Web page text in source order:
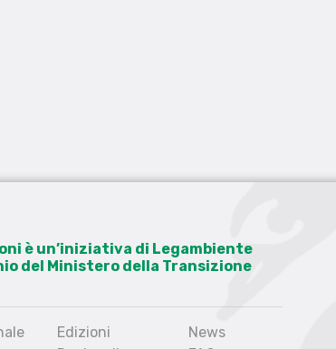
è un’iniziativa di Legambiente
del Ministero della Transizione
Edizioni
News